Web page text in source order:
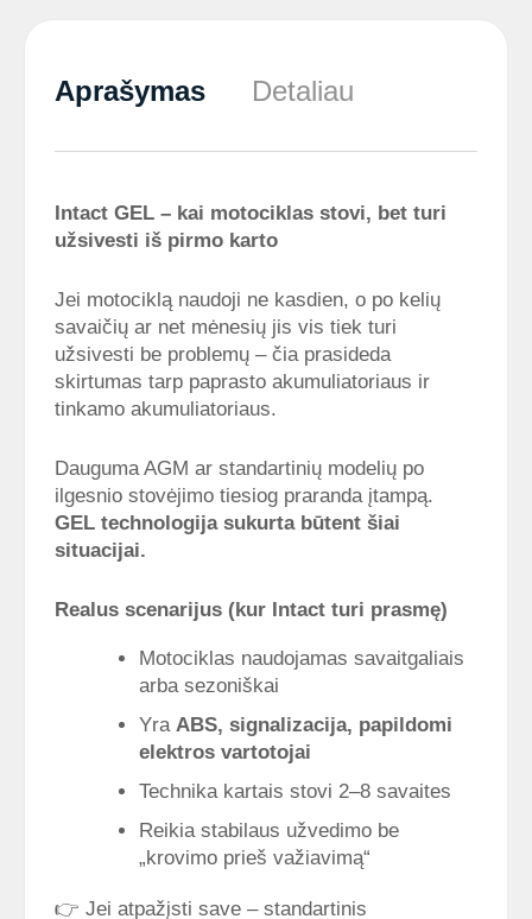
Aprašymas Detaliau
Intact GEL – kai motociklas stovi, bet turi
užsivesti iš pirmo karto
Jei motociklą naudoji ne kasdien, o po kelių
savaičių ar net mėnesių jis vis tiek turi
užsivesti be problemų – čia prasideda
skirtumas tarp paprasto akumuliatoriaus ir
tinkamo akumuliatoriaus.
Dauguma AGM ar standartinių modelių po
ilgesnio stovėjimo tiesiog praranda įtampą.
GEL technologija sukurta būtent šiai
situacijai.
Realus scenarijus (kur Intact turi prasmę)
Motociklas naudojamas savaitgaliais
arba sezoniškai
Yra ABS, signalizacija, papildomi
elektros vartotojai
Technika kartais stovi 2–8 savaites
Reikia stabilaus užvedimo be
„krovimo prieš važiavimą“
👉 Jei atpažįsti save – standartinis